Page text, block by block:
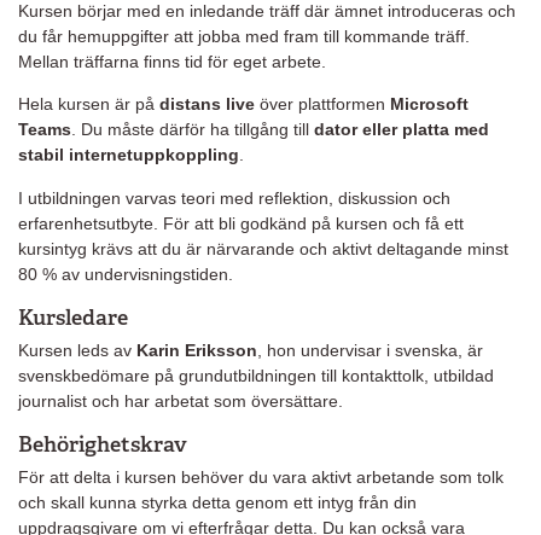
Kursen börjar med en inledande träff där ämnet introduceras och
du får hemuppgifter att jobba med fram till kommande träff.
Mellan träffarna finns tid för eget arbete.
Hela kursen är på distans live över plattformen Microsoft
Teams. Du måste därför ha tillgång till dator eller platta med
stabil internetuppkoppling.
I utbildningen varvas teori med reflektion, diskussion och
erfarenhetsutbyte. För att bli godkänd på kursen och få ett
kursintyg krävs att du är närvarande och aktivt deltagande minst
80 % av undervisningstiden.
Kursledare
Kursen leds av Karin Eriksson , hon undervisar i svenska, är
svenskbedömare på grundutbildningen till kontakttolk, utbildad
journalist och har arbetat som översättare.
Behörighetskrav
För att delta i kursen behöver du vara aktivt arbetande som tolk
och skall kunna styrka detta genom ett intyg från din
uppdragsgivare om vi efterfrågar detta. Du kan också vara